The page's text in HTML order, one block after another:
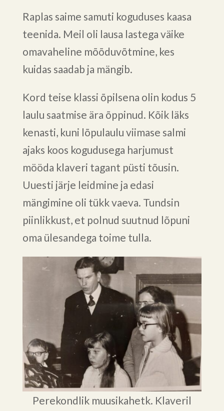
Raplas saime samuti koguduses kaasa
teenida. Meil oli lausa lastega väike
omavaheline mõõduvõtmine, kes
kuidas saadab ja mängib.
Kord teise klassi õpilsena olin kodus 5
laulu saatmise ära õppinud. Kõik läks
kenasti, kuni lõpulaulu viimase salmi
ajaks koos kogudusega harjumust
mööda klaveri tagant püsti tõusin.
Uuesti järje leidmine ja edasi
mängimine oli tükk vaeva. Tundsin
piinlikkust, et polnud suutnud lõpuni
oma ülesandega toime tulla.
Perekondlik muusikahetk. Klaveril